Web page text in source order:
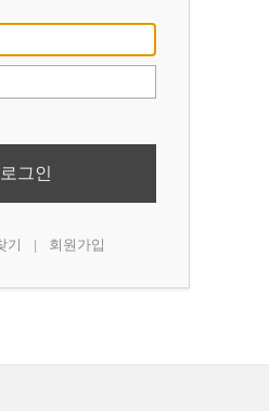
로그인
기 회원가입